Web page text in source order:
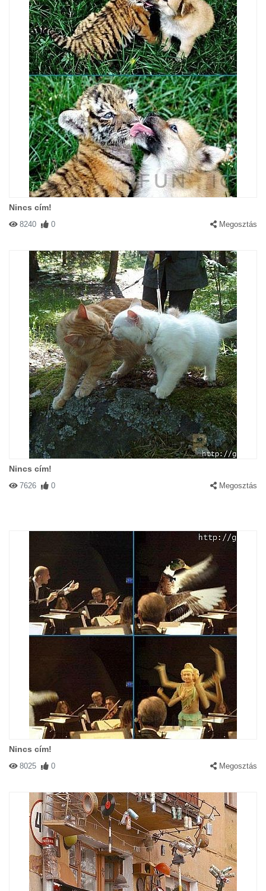
Nincs cím!
8240 0 Megosztás
Nincs cím!
7626 0 Megosztás
Nincs cím!
8025 0 Megosztás